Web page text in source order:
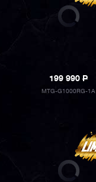
199 990P
MTG-G1000RG-1A